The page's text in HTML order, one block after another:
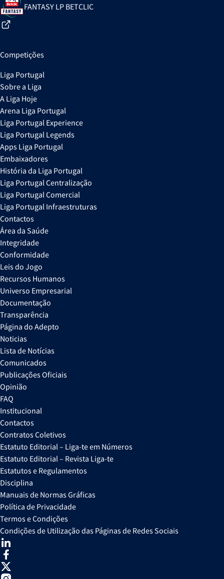
FANTASY LP BETCLIC
Competições
Liga Portugal
Sobre a Liga
A Liga Hoje
Arena Liga Portugal
Liga Portugal Experience
Liga Portugal Legends
Apps Liga Portugal
Embaixadores
História da Liga Portugal
Liga Portugal Centralização
Liga Portugal Comercial
Liga Portugal Infraestruturas
Contactos
Área da Saúde
Integridade
Conformidade
Leis do Jogo
Recursos Humanos
Universo Empresarial
Documentação
Transparência
Página do Adepto
Noticias
Lista de Notícias
Comunicados
Publicações Oficiais
Opinião
FAQ
Institucional
Contactos
Contratos Coletivos
Estatuto Editorial – Liga-te em Números
Estatuto Editorial – Revista Liga-te
Estatutos e Regulamentos
Disciplina
Manuais de Normas Gráficas
Política de Privacidade
Termos e Condições
Condições de Utilização das Páginas de Redes Sociais